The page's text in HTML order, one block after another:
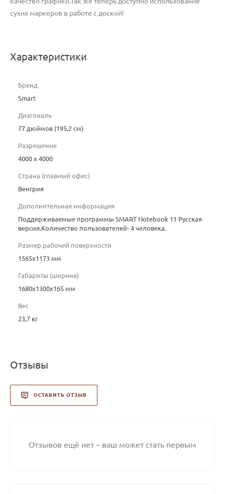
сухих маркеров в работе с доской!
Характеристики
Бренд
Smart
Диагональ
77 дюймов (195,2 см)
Разрешение
4000 х 4000
Страна (главный офис)
Венгрия
Дополнительная информация
Поддерживаемые программы SMART Notebook 11 Русская
версия.Количество пользователей- 4 человека.
Размер рабочей поверхности
1565х1173 мм
Габариты (ширина)
1680х1300х165 мм
Вес
23,7 кг
Отзывы
ОСТАВИТЬ ОТЗЫВ
Отзывов ещё нет – ваш может стать первым